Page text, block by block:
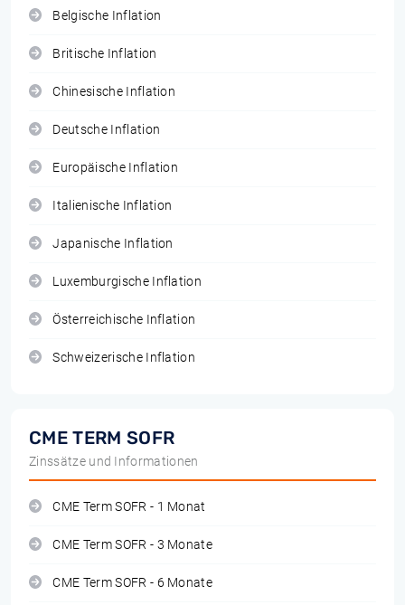
Belgische Inflation
Britische Inflation
Chinesische Inflation
Deutsche Inflation
Europäische Inflation
Italienische Inflation
Japanische Inflation
Luxemburgische Inflation
Österreichische Inflation
Schweizerische Inflation
CME TERM SOFR
Zinssätze und Informationen
CME Term SOFR - 1 Monat
CME Term SOFR - 3 Monate
CME Term SOFR - 6 Monate